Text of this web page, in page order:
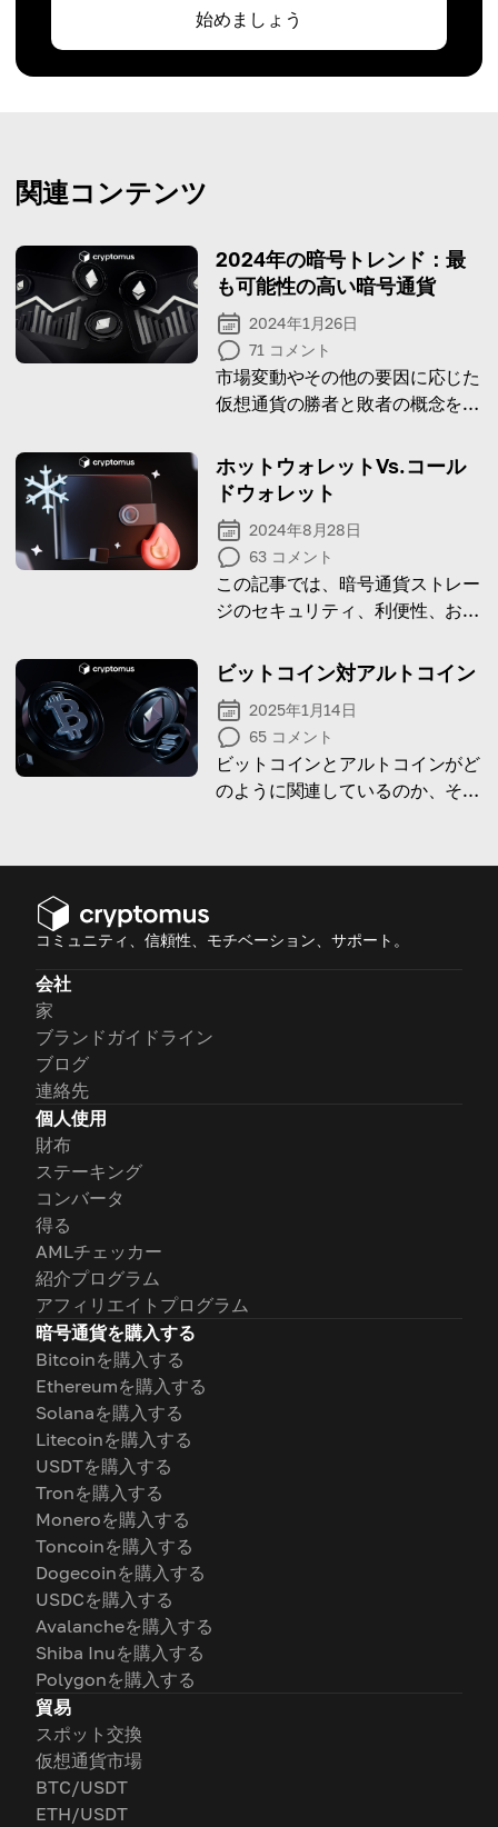
始めましょう
関連コンテンツ
2024年の暗号トレンド：最
も可能性の高い暗号通貨
2024年1月26日
71 コメント
市場変動やその他の要因に応じた
仮想通貨の勝者と敗者の概念を探
ホットウォレットVs.コール
ドウォレット
2024年8月28日
63 コメント
この記事では、暗号通貨ストレー
ジのセキュリティ、利便性、およ
てて、コールドウォレットとホッ
トウォレットを比較します。
ビットコイン対アルトコイン
2025年1月14日
65 コメント
ビットコインとアルトコインがど
のように関連しているのか、そし
う！
コミュニティ、信頼性、モチベーション、サポート。
会社
家
ブランドガイドライン
ブログ
連絡先
個人使用
財布
ステーキング
コンバータ
得る
AMLチェッカー
紹介プログラム
アフィリエイトプログラム
暗号通貨を購入する
Bitcoinを購入する
Ethereumを購入する
Solanaを購入する
Litecoinを購入する
USDTを購入する
Tronを購入する
Moneroを購入する
Toncoinを購入する
Dogecoinを購入する
USDCを購入する
Avalancheを購入する
Shiba Inuを購入する
Polygonを購入する
貿易
スポット交換
仮想通貨市場
BTC/USDT
ETH/USDT